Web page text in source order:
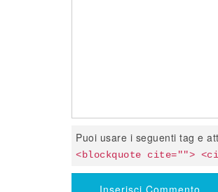
Puoi usare i seguenti tag e
<blockquote cite="">